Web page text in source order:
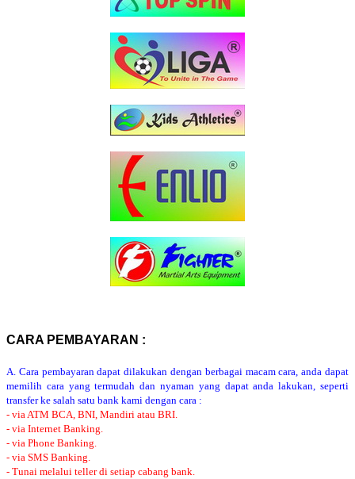
CARA PEMBAYARAN :
A. Cara pembayaran dapat dilakukan dengan berbagai macam cara, anda dapat
memilih cara yang termudah dan nyaman yang dapat anda lakukan, seperti
transfer ke salah satu bank kami dengan cara :
- via ATM BCA, BNI, Mandiri atau BRI.
- via Internet Banking.
- via Phone Banking.
- via SMS Banking.
- Tunai melalui teller di setiap cabang bank.